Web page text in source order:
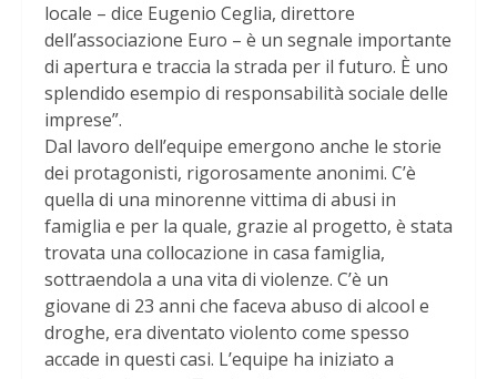
locale – dice Eugenio Ceglia, direttore
dell’associazione Euro – è un segnale importante
di apertura e traccia la strada per il futuro. È uno
splendido esempio di responsabilità sociale delle
imprese”.
Dal lavoro dell’equipe emergono anche le storie
dei protagonisti, rigorosamente anonimi. C’è
quella di una minorenne vittima di abusi in
famiglia e per la quale, grazie al progetto, è stata
trovata una collocazione in casa famiglia,
sottraendola a una vita di violenze. C’è un
giovane di 23 anni che faceva abuso di alcool e
droghe, era diventato violento come spesso
accade in questi casi. L’equipe ha iniziato a